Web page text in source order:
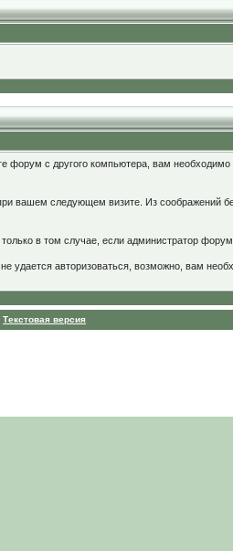
с другого компьютера, вам
вашем следующем визите. Из
в том случае, если администратор
авторизоваться, возможно, вам
Текстовая версия